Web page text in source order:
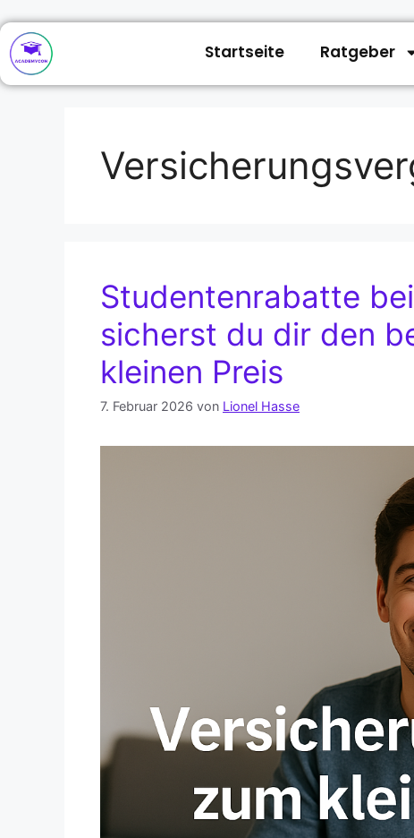
Startseite Ratgeber
Studentenrabatte
sicherst du dir den
kleinen Preis
7. Februar 2026 von Lionel Hasse